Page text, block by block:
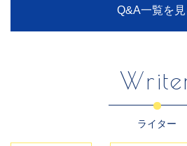
Q&A一覧を見
ライター